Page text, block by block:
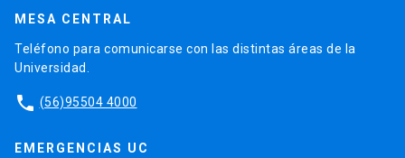
MESA CENTRAL
Teléfono para comunicarse con las distintas áreas de la
Universidad.
phone (56)95504 4000
EMERGENCIAS UC